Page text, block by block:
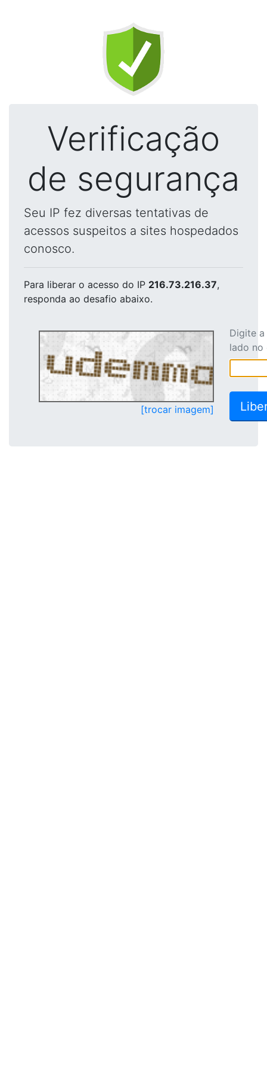
Verificação
de segurança
Seu IP fez diversas tentativas de
acessos suspeitos a sites hospedados
conosco.
Para liberar o acesso do IP 216.73.216.37,
responda ao desafio abaixo.
[trocar imagem]
Digite
lado no